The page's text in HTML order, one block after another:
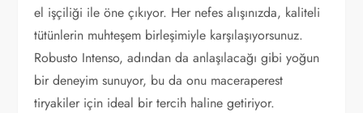
el işçiliği ile öne çıkıyor. Her nefes alışınızda, kaliteli
tütünlerin muhteşem birleşimiyle karşılaşıyorsunuz.
Robusto Intenso, adından da anlaşılacağı gibi yoğun
bir deneyim sunuyor, bu da onu maceraperest
tiryakiler için ideal bir tercih haline getiriyor.